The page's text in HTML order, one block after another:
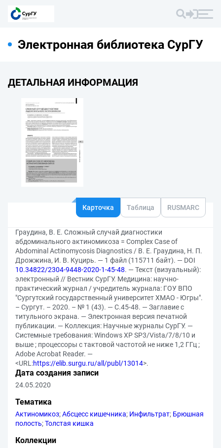
Электронная библиотека СурГУ
ДЕТАЛЬНАЯ ИНФОРМАЦИЯ
Карточка Таблица RUSMARC
Граудина, В. Е. Сложный случай диагностики
абдоминального актиномикоза = Complex Case of
Abdominal Actinomycosis Diagnostics / В. Е. Граудина, Н. П.
Дрожжина, И. В. Куцирь. — 1 файл (115711 байт). — DOI
10.34822/2304-9448-2020-1-45-48. — Текст (визуальный):
электронный // Вестник СурГУ. Медицина: научно-
практический журнал / учредитель журнала: ГОУ ВПО
"Сургутский государственный университет ХМАО - Югры".
– Сургут. – 2020. – № 1 (43). — С.45-48. — Заглавие с
титульного экрана. — Электронная версия печатной
публикации. — Коллекция: Научные журналы СурГУ. —
Системные требования: Windows XP SP3/Vista/7/8/10 и
выше ; процессоры с тактовой частотой не ниже 1,2 ГГц ;
Adobe Acrobat Reader. —
<URL:https://elib.surgu.ru/all/publ/13014>.
Дата создания записи
24.05.2020
Тематика
Актиномикоз;Абсцесс кишечника; Инфильтрат; Брюшная
полость;Толстая кишка
Коллекции